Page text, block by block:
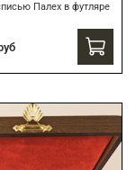
Палех в футляре